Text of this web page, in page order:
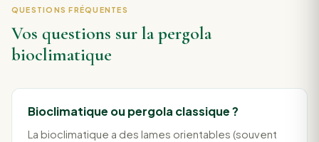
QUESTIONS FRÉQUENTES
Vos questions sur la pergola
bioclimatique
Bioclimatique ou pergola classique ?
La bioclimatique a des lames orientables (souvent